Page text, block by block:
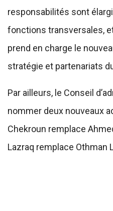
responsabilités sont
fonctions transversales,
prend en charge le
stratégie et partenariats
Par ailleurs, le Conseil
nommer deux nouveaux
Chekroun remplace
Lazraq remplace Othman